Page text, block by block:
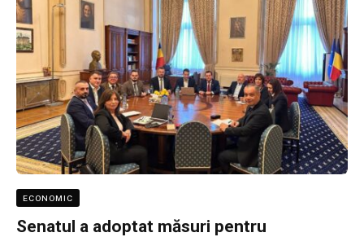
ECONOMIC
Senatul a adoptat măsuri pentru